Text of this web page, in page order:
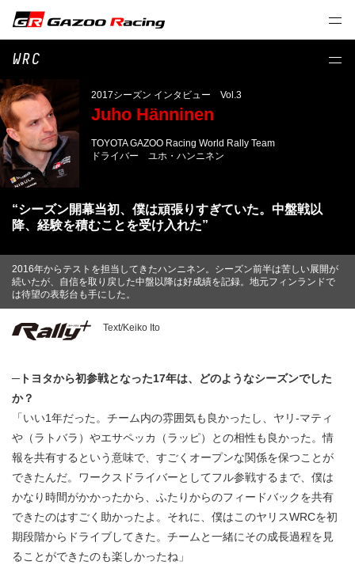
WRC
2017シーズン インタビュー Vol.3
Juho Hänninen
TOYOTA GAZOO Racing World Rally Team
ドライバー ユホ・ハンニネン
“シーズン開幕当初、僕は頑張りすぎていた。中盤戦以
降、経験を積むことを受け入れた”
2016年からテストを担当してきたハンニネン。シーズン前半は苦しい展開が
続いたが、自信を取り戻した中盤以降は好成績を記録。地元フィンランドで
は待望の表彰台も手にした。
Text/Keiko Ito
─トヨタから初参戦となった17年は、どのようなシーズンでした
か？
「いい1年だった。チーム内の雰囲気も良かったし、ヤリ-マティ
や（ラトバラ）やエサペッカ（ラッピ）との相性も良かった。情
報を共有するという意味で、すごくオープンな関係を保つことが
できたんだ。ワークスドライバーとしてフル参戦するまで、僕は
かなり時間がかかったから、ふたりからのフィードバックを共有
できたのはすごく助かったよ。それに、僕はこのヤリスWRCを初
期段階からドライブしてきた。チームと一緒にその成長過程を見
ることができたのも楽しかったね」